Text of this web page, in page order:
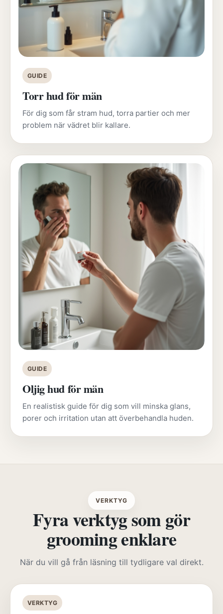
GUIDE
Torr hud för män
För dig som får stram hud, torra partier och mer
problem när vädret blir kallare.
GUIDE
Oljig hud för män
En realistisk guide för dig som vill minska glans,
porer och irritation utan att överbehandla huden.
VERKTYG
Fyra verktyg som gör
grooming enklare
När du vill gå från läsning till tydligare val direkt.
VERKTYG